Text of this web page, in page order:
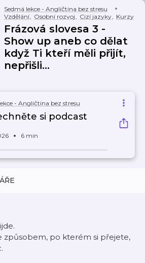
Sedmá lekce - Angličtina bez stresu
Vzdělání, Osobní rozvoj, Cizí jazyky, Kurzy
Frázová slovesa 3 -
Show up aneb co dělat
když Ti kteří měli přijít,
nepřišli...
- Angličtina bez stresu
si podcast
6 min
způsobem, po kterém si přejete,